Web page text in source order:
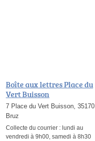
Boîte aux lettres Place du
Vert Buisson
7 Place du Vert Buisson, 35170
Bruz
Collecte du courrier : lundi au
vendredi à 9h00, samedi à 8h30